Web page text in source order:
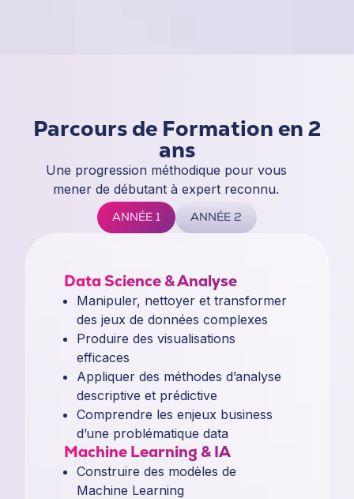
Parcours de Formation en 2
ans
Une progression méthodique pour vous
mener de débutant à expert reconnu.
ANNÉE 1 ANNÉE 2
Data Science & Analyse
Manipuler, nettoyer et transformer
des jeux de données complexes
Produire des visualisations
efficaces
Appliquer des méthodes d’analyse
descriptive et prédictive
Comprendre les enjeux business
d’une problématique data
Machine Learning & IA
Construire des modèles de
Machine Learning